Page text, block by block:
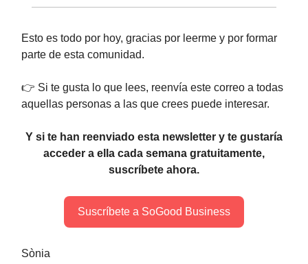
Esto es todo por hoy, gracias por leerme y por formar
parte de esta comunidad.
👉 Si te gusta lo que lees, reenvía este correo a todas
aquellas personas a las que crees puede interesar.
Y si te han reenviado esta newsletter y te gustaría
acceder a ella cada semana gratuitamente,
suscríbete ahora.
Suscríbete a SoGood Business
Sònia